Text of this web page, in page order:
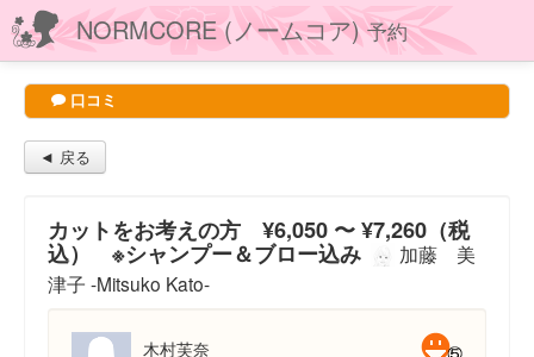
NORMCORE (ノームコア)予約
口コミ
◄ 戻る
カットをお考えの方 ¥6,050 〜 ¥7,260（税
込） ※シャンプー＆ブロー込み
加藤 美
津子 -Mitsuko Kato-
木村芙奈